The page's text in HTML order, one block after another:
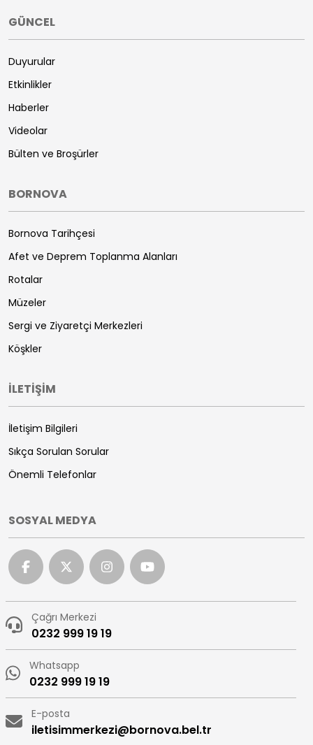
GÜNCEL
Duyurular
Etkinlikler
Haberler
Videolar
Bülten ve Broşürler
BORNOVA
Bornova Tarihçesi
Afet ve Deprem Toplanma Alanları
Rotalar
Müzeler
Sergi ve Ziyaretçi Merkezleri
Köşkler
İLETİŞİM
İletişim Bilgileri
Sıkça Sorulan Sorular
Önemli Telefonlar
SOSYAL MEDYA
Çağrı Merkezi
0232 999 19 19
Whatsapp
0232 999 19 19
E-posta
iletisimmerkezi@bornova.bel.tr